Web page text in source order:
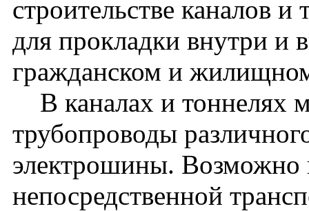
строительстве каналов
для прокладки внутри и
гражданском и
В каналах и тоннелях
трубопроводы
электрошины. Возможно
непосредственной